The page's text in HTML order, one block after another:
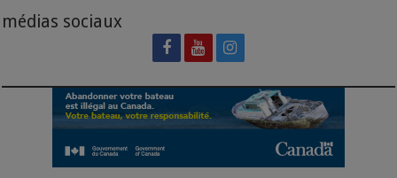
médias sociaux